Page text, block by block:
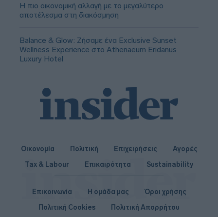
Η πιο οικονομική αλλαγή με το μεγαλύτερο
αποτέλεσμα στη διακόσμηση
Balance & Glow: Ζήσαμε ένα Exclusive Sunset
Wellness Experience στο Athenaeum Eridanus
Luxury Hotel
Οικονομία Πολιτική Επιχειρήσεις
Αγορές
Tax & Labour
Επικαιρότητα Sustainability
Επικοινωνία Η ομάδα μας
Όροι χρήσης
Πολιτική Cookies
Πολιτική Απορρήτου